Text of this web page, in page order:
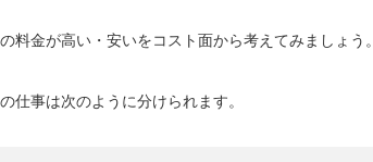
料金が高い・安いをコスト面から考えてみましょう。
仕事は次のように分けられます。